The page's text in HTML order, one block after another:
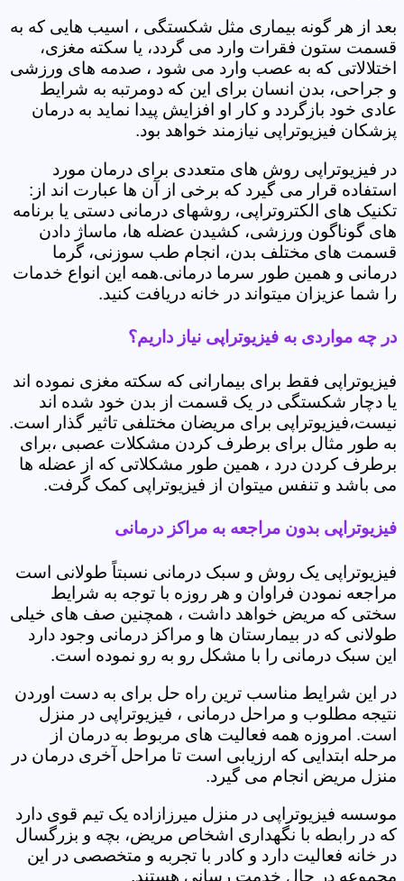
بعد از هر گونه بیماری مثل شکستگی ، اسیب هایی که به
قسمت ستون فقرات وارد می گردد، یا سکته مغزی،
اختلالاتی که به عصب وارد می شود ، صدمه های ورزشی
و جراحی، بدن انسان برای این که دومرتبه به شرایط
عادی خود بازگردد و کار او افزایش پیدا نماید به درمان
پزشکان فیزیوتراپی نیازمند خواهد بود.
در فیزیوتراپی روش های متعددی برای درمان مورد
استفاده قرار می گیرد که برخی از آن ها عبارت اند از:
تکنیک های الکتروتراپی، روشهای درمانی دستی یا برنامه
های گوناگون ورزشی، کشیدن عضله ها، ماساژ دادن
قسمت های مختلف بدن، انجام طب سوزنی، گرما
درمانی و همین طور سرما درمانی.همه این انواع خدمات
را شما عزیزان میتواند در خانه دریافت کنید.
در چه مواردی به فیزیوتراپی نیاز داریم؟
فیزیوتراپی فقط برای بیمارانی که سکته مغزی نموده اند
یا دچار شکستگی در یک قسمت از بدن خود شده اند
نیست،فیزیوتراپی برای مریضان مختلفی تاثیر گذار است.
به طور مثال برای برطرف کردن مشکلات عصبی ،برای
برطرف کردن درد ، همین طور مشکلاتی که از عضله ها
می باشد و تنفس میتوان از فیزیوتراپی کمک گرفت.
فیزیوتراپی بدون مراجعه به مراکز درمانی
فیزیوتراپی یک روش و سبک درمانی نسبتاً طولانی است
مراجعه نمودن فراوان و هر روزه با توجه به شرایط
سختی که مریض خواهد داشت ، همچنین صف های خیلی
طولانی که در بیمارستان ها و مراکز درمانی وجود دارد
این سبک درمانی را با مشکل رو به رو نموده است.
در این شرایط مناسب ترین راه حل برای به دست اوردن
نتیجه مطلوب و مراحل درمانی ، فیزیوتراپی در منزل
است. امروزه همه فعالیت های مربوط به درمان از
مرحله ابتدایی که ارزیابی است تا مراحل آخری درمان در
منزل مریض انجام می گیرد.
موسسه فیزیوتراپی در منزل میرزازاده یک تیم قوی دارد
که در رابطه با نگهداری اشخاص مریض، بچه و بزرگسال
در خانه فعالیت دارد و کادر با تجربه و متخصصی در این
مجموعه در حال خدمت رسانی هستند.